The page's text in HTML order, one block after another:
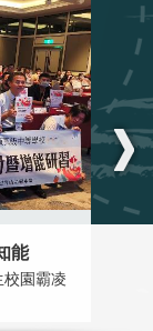
能
園霸凌